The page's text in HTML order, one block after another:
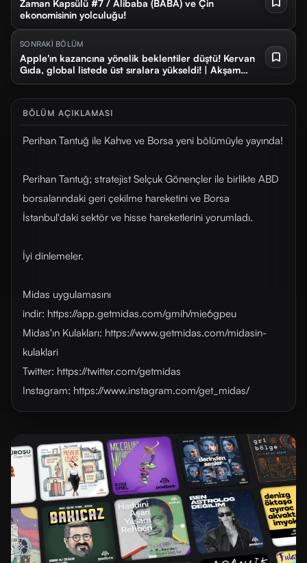
Zaman Kapsülü #7 / Alibaba (BABA) ve Çin
ekonomisinin yolculuğu!
SONRAKİ BÖLÜM
Apple'ın kazancına yönelik beklentiler düştü! Kervan
Gıda, global listede üst sıralara yükseldi! | Akşam
Bülteni #7
BÖLÜM AÇIKLAMASI
Perihan Tantuğ ile Kahve ve Borsa yeni bölümüyle yayında!
Perihan Tantuğ; stratejist Selçuk Gönençler ile birlikte ABD
borsalarındaki geri çekilme hareketini ve Borsa
İstanbul'daki sektör ve hisse hareketlerini yorumladı.
İyi dinlemeler.
Midas uygulamasını
indir: https://app.getmidas.com/gmih/mie6gpeu
Midas'ın Kulakları: https://www.getmidas.com/midasin-
kulaklari
Twitter: https://twitter.com/getmidas
Instagram: https://www.instagram.com/get_midas/